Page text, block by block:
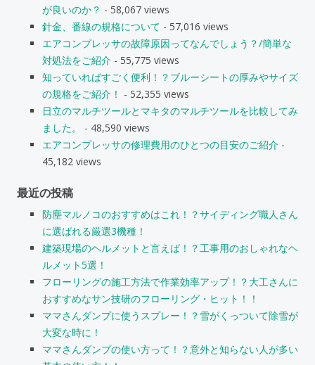
が良いのか？ - 58,067 views
針金、番線の規格について - 57,016 views
エアコンプレッサの故障原因ってなんでしょう？/簡単な
対処法をご紹介 - 55,775 views
知っていればすごく便利！？ブルーシートの厚みやサイズ
の規格をご紹介！ - 52,355 views
日立のマルチツールとマキタのマルチツールを比較してみ
ました。
- 48,590 views
エアコンプレッサの修理費用のひとつの目安のご紹介 -
45,182 views
最近の投稿
防塵マルノコのおすすめはこれ！？サイディング職人さん
に選ばれる厳選3機種！
建築現場のヘルメットと言えば！？工事用のおしゃれなヘ
ルメット5選！
フローリングの施工方法で作業効率アップ！？大工さんに
おすすめなサン技研のフローリング・ヒット！！
ママさんダンプに使うスプレー！？雪がくっついて除雪が
大変な時に！
ママさんダンプの使い方って！？意外と知らない人が多い